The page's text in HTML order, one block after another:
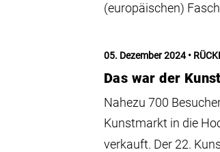
(europäischen)
05. Dezember 2024
Das war der
Nahezu 700
Kunstmarkt in die
verkauft. Der 22.